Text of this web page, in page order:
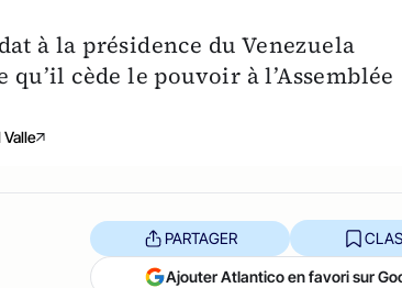
à la présidence du Venezuela
cède le pouvoir à l’Assemblée
PARTAGER
Ajouter Atlantico en favori sur